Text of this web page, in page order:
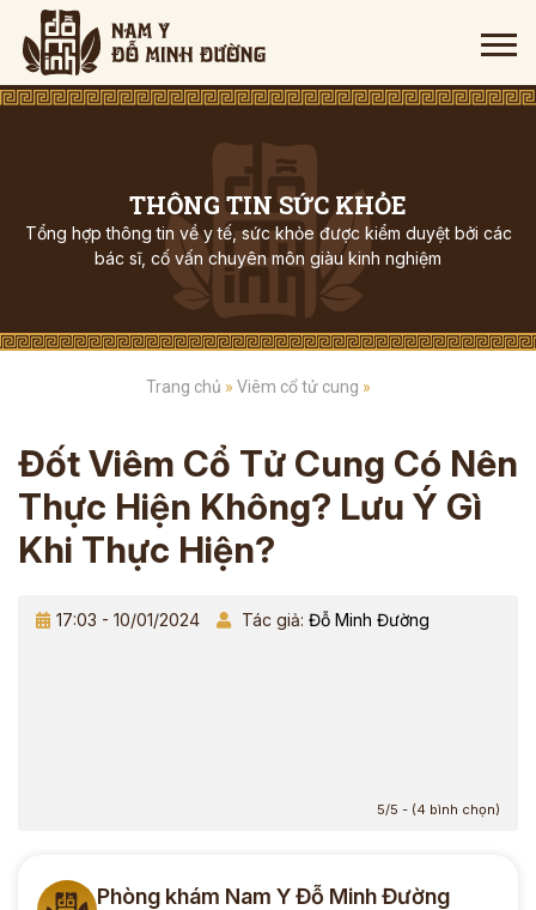
THÔNG TIN SỨC KHỎE
Tổng hợp thông tin về y tế, sức khỏe được kiểm duyệt bởi các
bác sĩ, cố vấn chuyên môn giàu kinh nghiệm
Trang chủ » Viêm cổ tử cung »
Đốt Viêm Cổ Tử Cung Có Nên
Thực Hiện Không? Lưu Ý Gì
Khi Thực Hiện?
17:03 - 10/01/2024 Tác giả: Đỗ Minh Đường
5/5 - (4 bình chọn)
Phòng khám Nam Y Đỗ Minh Đường